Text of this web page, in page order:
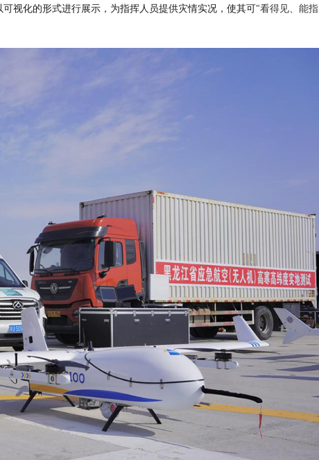
可视化的形式进行展示，为指挥人员提供灾情实况，使其可"看得见、能指